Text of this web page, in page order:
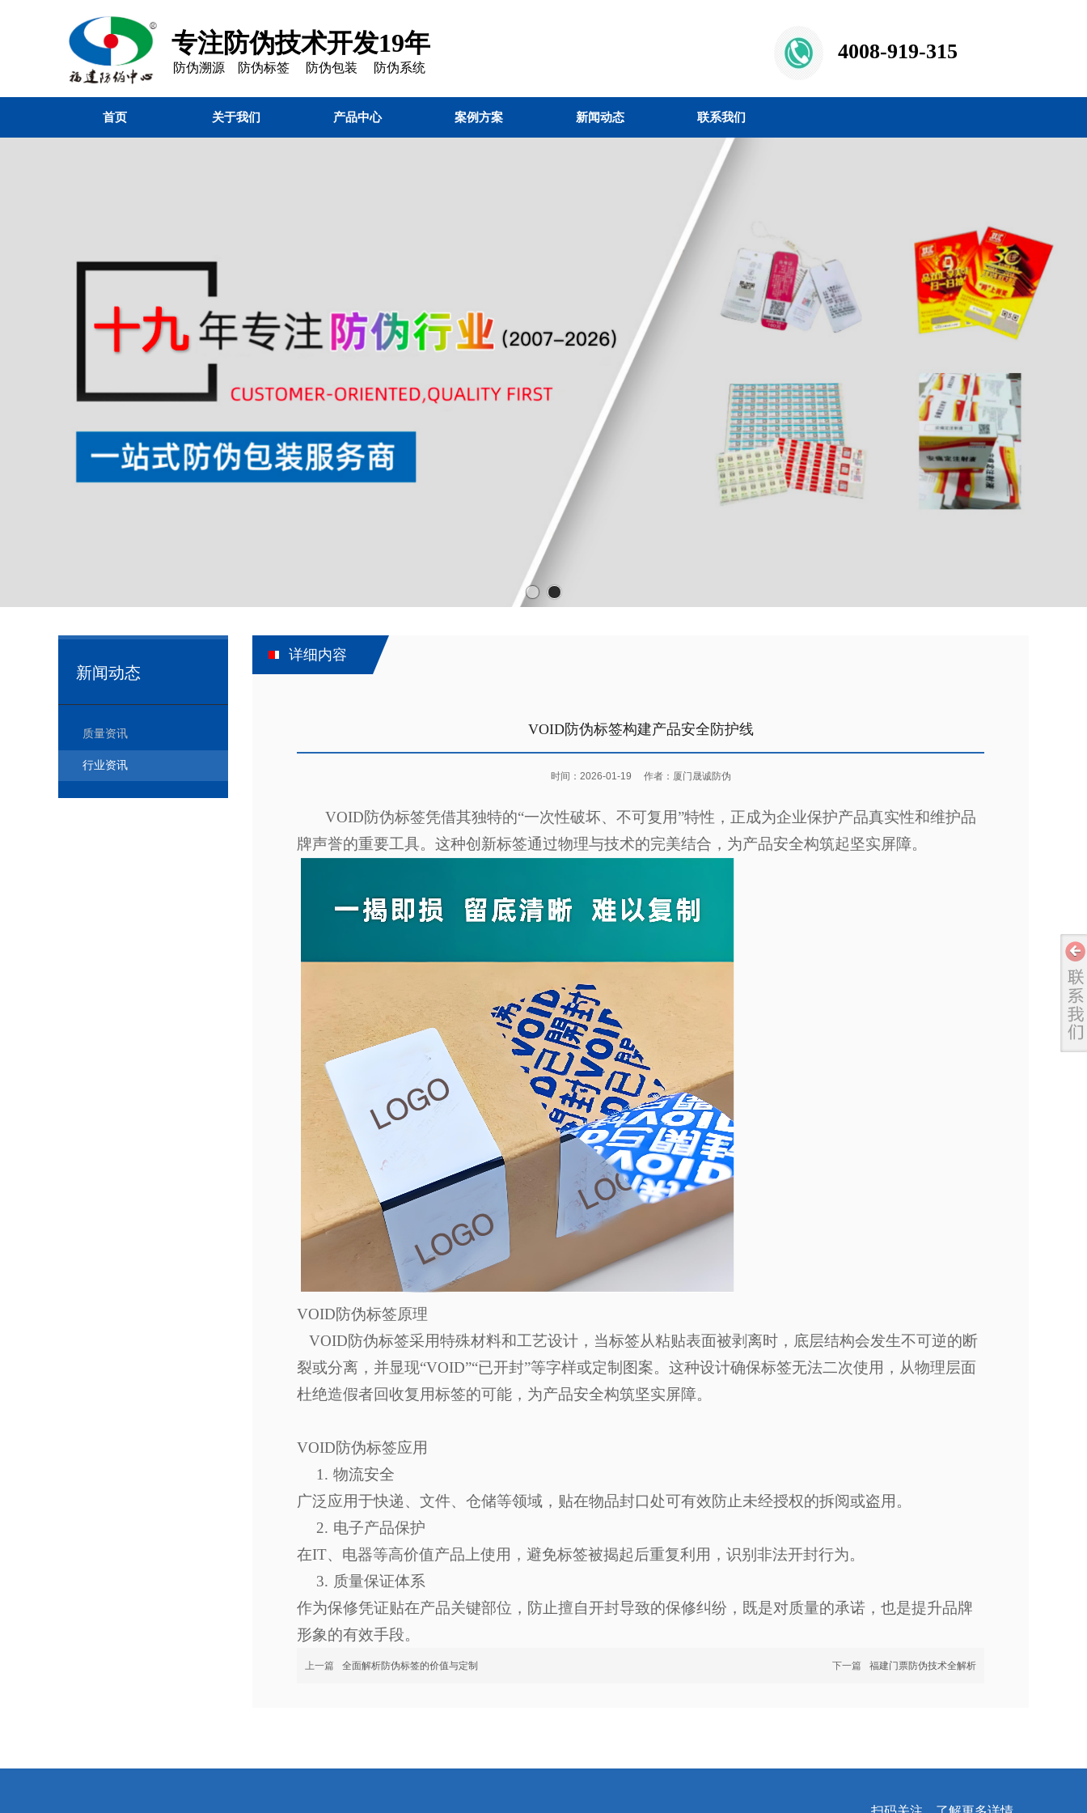
专注防伪技术开发19年
防伪溯源 防伪标签 防伪包装 防伪系统
4008-919-315
首页 关于我们 产品中心 案例方案 新闻动态 联系我们
新闻动态
质量资讯
行业资讯
详细内容
VOID防伪标签构建产品安全防护线
时间：2026-01-19 作者：厦门晟诚防伪
VOID防伪标签凭借其独特的“一次性破坏、不可复用”特性，正成为企业保护产品真实性和维护品
牌声誉的重要工具。这种创新标签通过物理与技术的完美结合，为产品安全构筑起坚实屏障。
VOID防伪标签原理
VOID防伪标签采用特殊材料和工艺设计，当标签从粘贴表面被剥离时，底层结构会发生不可逆的断
裂或分离，并显现“VOID”“已开封”等字样或定制图案。这种设计确保标签无法二次使用，从物理层面
杜绝造假者回收复用标签的可能，为产品安全构筑坚实屏障。
VOID防伪标签应用
1. 物流安全
广泛应用于快递、文件、仓储等领域，贴在物品封口处可有效防止未经授权的拆阅或盗用。
2. 电子产品保护
在IT、电器等高价值产品上使用，避免标签被揭起后重复利用，识别非法开封行为。
3. 质量保证体系
作为保修凭证贴在产品关键部位，防止擅自开封导致的保修纠纷，既是对质量的承诺，也是提升品牌
形象的有效手段。
上一篇 全面解析防伪标签的价值与定制 下一篇 福建门票防伪技术全解析